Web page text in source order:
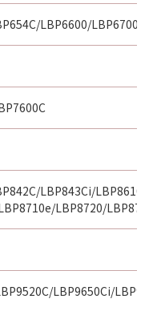
たはその一部が法
た場合でも、そ
続するものとしま
LBP6600/LBP6700/
LBP843Ci/LBP8610/
LBP8720/
LBP9650Ci/